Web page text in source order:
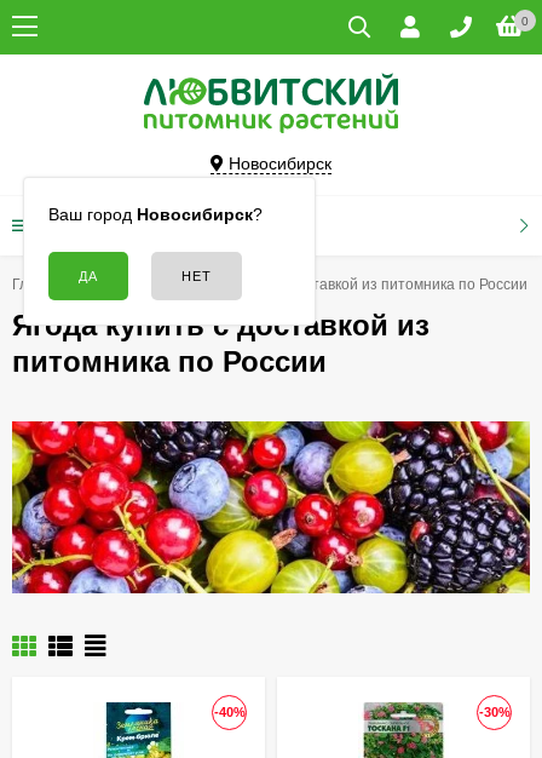
0
Новосибирск
Ваш город Новосибирск?
КАТАЛОГ ТОВАРОВ
Главная Ягода купить с доставкой из питомника по России
Ягода купить с доставкой из
питомника по России
-40% -30%